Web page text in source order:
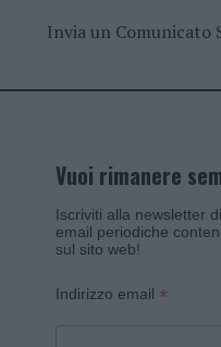
Invia un Comunicato
Vuoi rimanere
Iscriviti alla newsletter
email periodiche
sul sito web!
Indirizzo email *